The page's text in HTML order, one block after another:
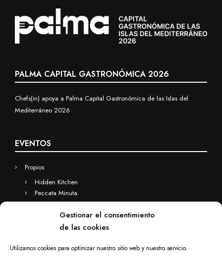
Gestionar el consentimiento
de las cookies
Utilizamos cookies para optimizar nuestro sitio web y nuestro servicio.
PALMA CAPITAL GASTRONÓMICA 2026
Chefs(in) apoya a Palma Capital Gastronómica de las Islas del
Mediterráneo 2026
EVENTOS
Propios
Hidden Kitchen
Peccata Minuta
Eventos a medida
Hidden Kitchen Business